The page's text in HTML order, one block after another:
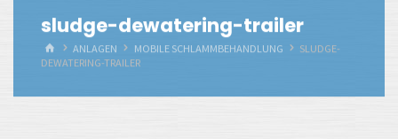
sludge-dewatering-trailer
STARTANLAGEN MOBILE SCHLAMMBEHANDLUNG
SLUDGE-
DEWATERING-TRAILER